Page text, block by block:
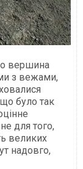
вершина
з вежами,
було так
для того,
великих
надовго,